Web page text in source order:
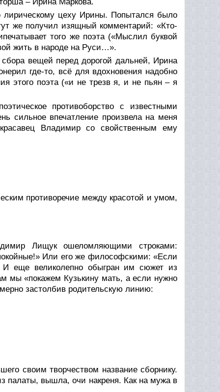
цеху Ирины. Попытался было
же получил изящный комментарий: «Кто-
того же поэта («Мыслил буквой
жить в народе на Руси…».
вещей перед дорогой дальней, Ирина
где-то, всё для вдохновения надобно
этого поэта («и не трезв я, и не пьян – я
противоборство с известными
сильное впечатление произвела на меня
Владимир со свойственным ему
противоречие между красотой и умом,
Лищук ошеломляющими строками:
Или его же философскими:«Если
еще великолепно обыгран им сюжет из
мы«покажем Кузькину мать, а если нужно
застолбив родительскую линию:
своим творчеством название сборнику.
палаты, вышла, очи накреня. Как на мужа в